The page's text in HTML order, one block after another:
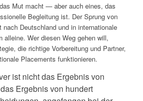
Mut macht — aber auch eines, das
Begleitung ist. Der Sprung von
nach Deutschland und in internationale
alleine. Wer diesen Weg gehen will,
die richtige Vorbereitung und Partner,
Placements funktionieren.
ist nicht das Ergebnis von
Ergebnis von hundert